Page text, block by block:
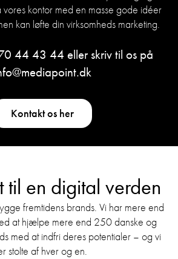
kontor med en masse gode idéer
kan løfte din virksomheds marketing.
44 43 44 eller skriv til os på
Kontakt os her
til en digital verden
fremtidens brands. Vi har mere end
at hjælpe mere end 250 danske og
med at indfri deres potentialer – og vi
stolte af hver og en.